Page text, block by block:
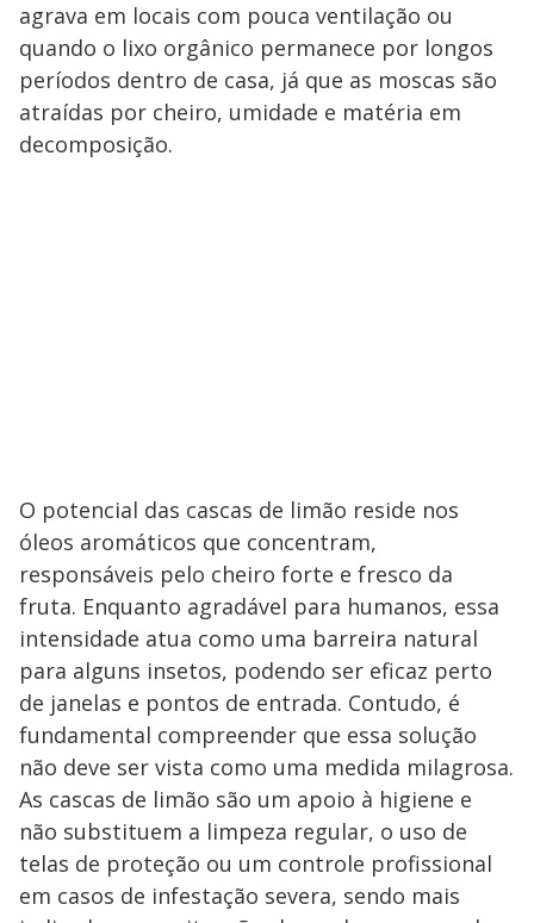
agrava em locais com pouca ventilação ou
quando o lixo orgânico permanece por longos
períodos dentro de casa, já que as moscas são
atraídas por cheiro, umidade e matéria em
decomposição.
O potencial das cascas de limão reside nos
óleos aromáticos que concentram,
responsáveis pelo cheiro forte e fresco da
fruta. Enquanto agradável para humanos, essa
intensidade atua como uma barreira natural
para alguns insetos, podendo ser eficaz perto
de janelas e pontos de entrada. Contudo, é
fundamental compreender que essa solução
não deve ser vista como uma medida milagrosa.
As cascas de limão são um apoio à higiene e
não substituem a limpeza regular, o uso de
telas de proteção ou um controle profissional
em casos de infestação severa, sendo mais